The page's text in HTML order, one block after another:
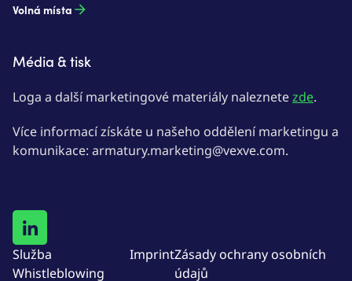
Volná místa
Média & tisk
Loga a další marketingové materiály naleznetezde.
Více informací získáte u našeho oddělení marketingu a
komunikace: armatury.marketing@vexve.com.
Služba
Whistleblowing
ImprintZásady ochrany osobních
údajů